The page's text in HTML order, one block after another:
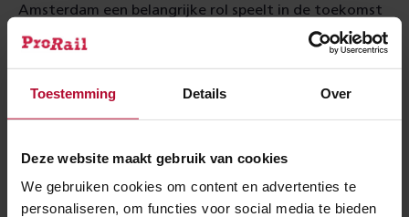
Toestemming Details Over
Deze website maakt gebruik van cookies
We gebruiken cookies om content en advertenties te
personaliseren, om functies voor social media te bieden
Amsterdam een belangrijke rol speelt in de toekomst
van het internationale treinverkeer.
Twee projecten zijn daarvoor belangrijk. Het
doortrekken van de Noord/Zuidlijn naar
Haarlemmermeer en het verbouwen van Zuidasdok.
relevant. De genoemde projecten zijn bovendien erg
concreet en daarin ziet Harro Homan de oplossing om